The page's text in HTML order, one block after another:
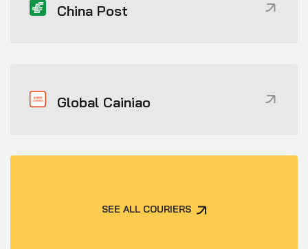
China Post
Global Cainiao
SEE ALL COURIERS